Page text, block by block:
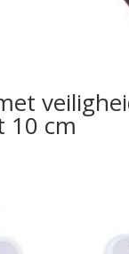
10 cm